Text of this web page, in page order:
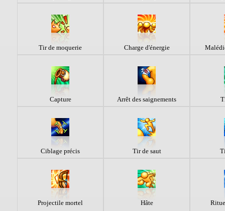
Tir de moquerie Charge d'énergie
Capture Arrêt des saignements
Ciblage précis Tir de saut
Projectile mortel Hâte